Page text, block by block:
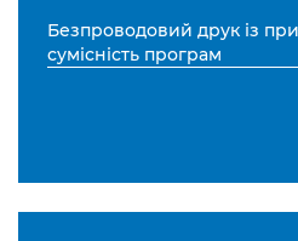
Безпроводовий друк із
сумісність програм